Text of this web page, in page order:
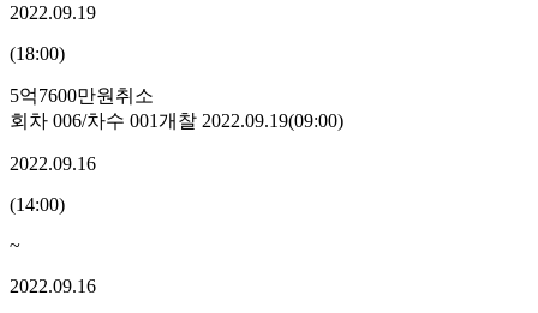
2022.09.19
(18:00)
5억7600만원 취소
회차 006/차수 001개찰 2022.09.19(09:00)
2022.09.16
(14:00)
~
2022.09.16